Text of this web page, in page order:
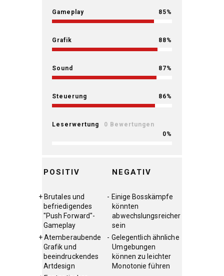
Gameplay 85
Grafik 88
Sound 87
Steuerung 86
Leserwertung
0 Bewertungen
0
POSITIV
Brutales und
befriedigendes
"Push Forward"-
Gameplay
Atemberaubende
Grafik und
beeindruckendes
Artdesign
NEGATIV
Einige Bosskämpfe
könnten
abwechslungsreicher
sein
Gelegentlich ähnliche
Umgebungen
können zu leichter
Monotonie führen